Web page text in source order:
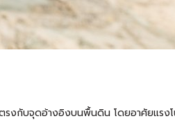
งกับจุดอ้างอิงบนพื้นดิน โดยอาศัยแรง